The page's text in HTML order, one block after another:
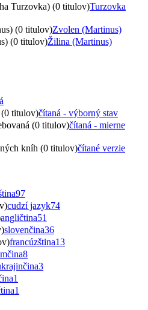
Turzovka) (0 titulov)Turzovka
(0 titulov)Zvolen (Martinus)
(0 titulov)Žilina (Martinus)
(0 titulov)čítaná - výborný stav
(0 titulov)čítaná - mierne
kníh (0 titulov)čítané verzie
97
cudzí jazyk74
angličtina51
slovenčina36
francúzština13
8
3
1
1